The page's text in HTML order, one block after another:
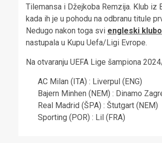
Tilemansa i Džejkoba Remzija. Klub
kada ih je u pohodu na odbranu titule
Nedugo nakon toga svi engleski
nastupala u Kupu Uefa/Ligi Evrope.
Na otvaranju UEFA Lige šampiona
AC Milan (ITA) : Liverpul (ENG)
Bajern Minhen (NEM) : Dinamo
Real Madrid (ŠPA) : Štutgart (NEM)
Sporting (POR) : Lil (FRA)